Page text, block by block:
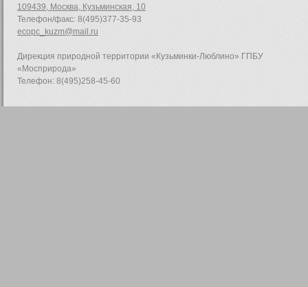
109439, Москва, Кузьминская, 10
Телефон/факс: 8(495)377-35-93
ecopc_kuzm@mail.ru
Дирекция природной территории «Кузьминки-Люблино» ГПБУ
«Мосприрода»
Телефон: 8(495)258-45-60